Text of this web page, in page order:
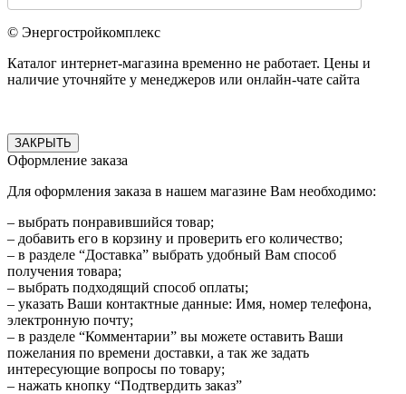
© Энергостройкомплекс
Каталог интернет-магазина временно не работает. Цены и
наличие уточняйте у менеджеров или онлайн-чате сайта
ЗАКРЫТЬ
Оформление заказа
Для оформления заказа в нашем магазине Вам необходимо:
– выбрать понравившийся товар;
– добавить его в корзину и проверить его количество;
– в разделе “Доставка” выбрать удобный Вам способ
получения товара;
– выбрать подходящий способ оплаты;
– указать Ваши контактные данные: Имя, номер телефона,
электронную почту;
– в разделе “Комментарии” вы можете оставить Ваши
пожелания по времени доставки, а так же задать
интересующие вопросы по товару;
– нажать кнопку “Подтвердить заказ”